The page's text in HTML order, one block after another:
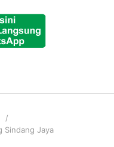
Sindang Jaya